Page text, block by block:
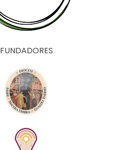
FUNDADORES